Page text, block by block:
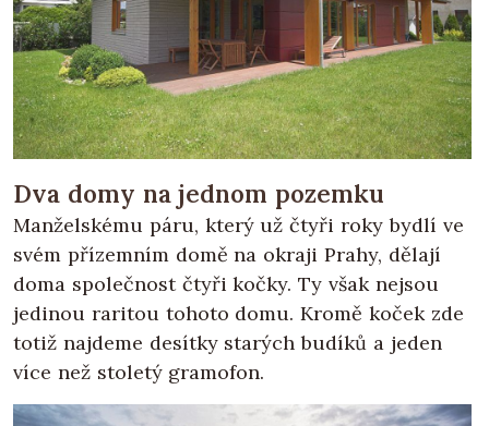
Dva domy na jednom pozemku
Manželskému páru, který už čtyři roky bydlí ve
svém přízemním domě na okraji Prahy, dělají
doma společnost čtyři kočky. Ty však nejsou
jedinou raritou tohoto domu. Kromě koček zde
totiž najdeme desítky starých budíků a jeden
více než stoletý gramofon.